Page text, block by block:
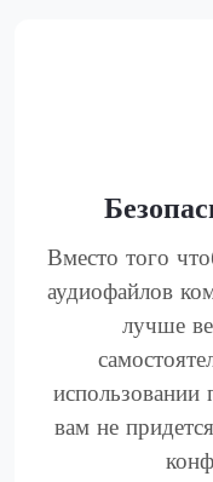
Вместо того
аудиофайлов
лучше
вам не